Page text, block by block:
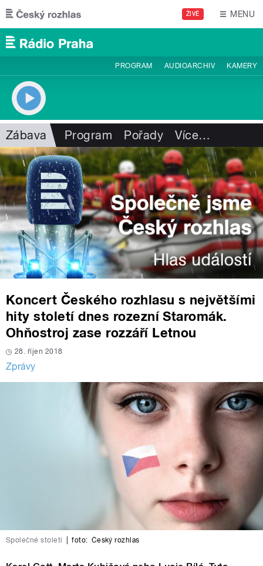
Přejít k hlavnímu obsahu
ŽIVĚ MENU
PROGRAM AUDIOARCHIV KAMERY
Zábava Program Pořady Více…
Koncert Českého rozhlasu s největšími
hity století dnes rozezní Staromák.
Ohňostroj zase rozzáří Letnou
28. říjen 2018
Zprávy
Společné století foto: Český rozhlas